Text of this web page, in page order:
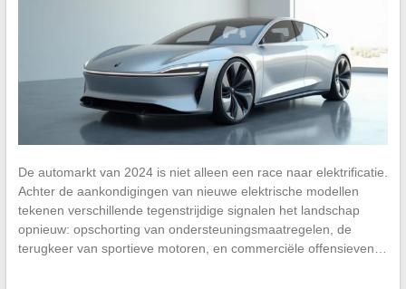
De automarkt van 2024 is niet alleen een race naar elektrificatie.
Achter de aankondigingen van nieuwe elektrische modellen
tekenen verschillende tegenstrijdige signalen het landschap
opnieuw: opschorting van ondersteuningsmaatregelen, de
terugkeer van sportieve motoren, en commerciële offensieven…